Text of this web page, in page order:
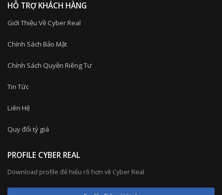
HỖ TRỢ KHÁCH HÀNG
Giới Thiệu Về Cyber Real
Chính Sách Bảo Mật
Chính Sách Quyền Riêng Tư
Tin Tức
Liên Hệ
Quy đổi tỷ giá
PROFILE CYBER REAL
Download profile để hiểu rõ hơn về Cyber Real